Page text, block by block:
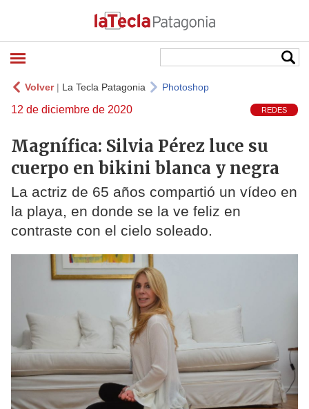
Volver| La Tecla Patagonia Photoshop
12 de diciembre de 2020 REDES
Magnífica: Silvia Pérez luce su
cuerpo en bikini blanca y negra
La actriz de 65 años compartió un vídeo en
la playa, en donde se la ve feliz en
contraste con el cielo soleado.